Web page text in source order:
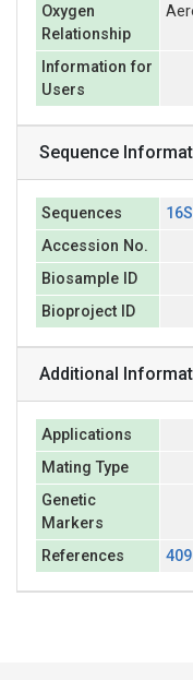
Oxygen
Relationship
Information for
Users
Sequence
Sequences
Accession No.
Biosample ID
Bioproject ID
Additional
Applications
Mating Type
Genetic
Markers
References